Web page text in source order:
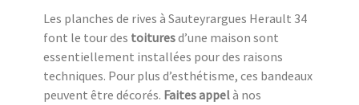
Les planches de rives à Sauteyrargues Herault 34
font le tour des toituresd’une maison sont
essentiellement installées pour des raisons
techniques. Pour plus d’esthétisme, ces bandeaux
peuvent être décorés. Faites appelà nos